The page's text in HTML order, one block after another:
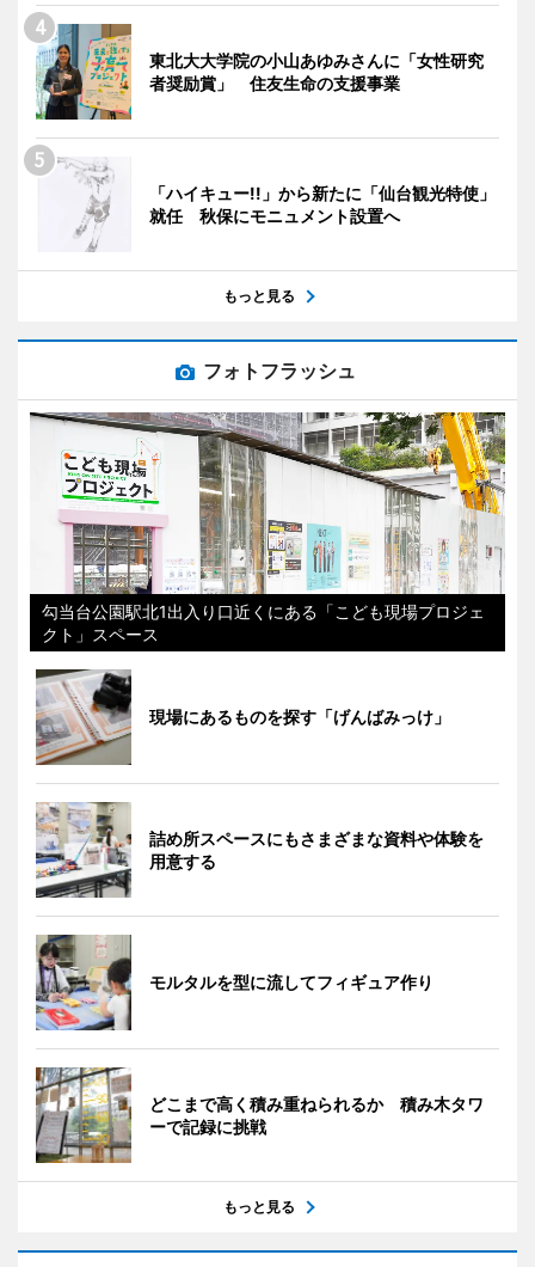
東北大大学院の小山あゆみさんに「女性研究
者奨励賞」 住友生命の支援事業
「ハイキュー!!」から新たに「仙台観光特使」
就任 秋保にモニュメント設置へ
もっと見る
フォトフラッシュ
勾当台公園駅北1出入り口近くにある「こども現場プロジェ
クト」スペース
現場にあるものを探す「げんばみっけ」
詰め所スペースにもさまざまな資料や体験を
用意する
モルタルを型に流してフィギュア作り
どこまで高く積み重ねられるか 積み木タワ
ーで記録に挑戦
もっと見る